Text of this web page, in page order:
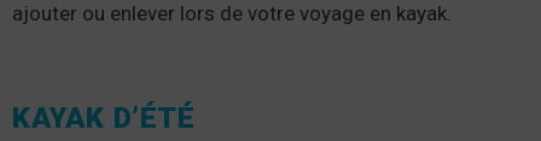
ajouter ou enlever lors de votre voyage en kayak.
KAYAK D’ÉTÉ